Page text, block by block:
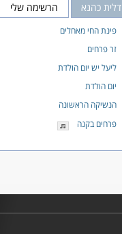
דלית כהנא הרשימה שלי
פינת החי מאחלים
זר פרחים
ליעל יש יום הולדת
יום הולדת
הנשיקה הראשונה
פרחים בקנה